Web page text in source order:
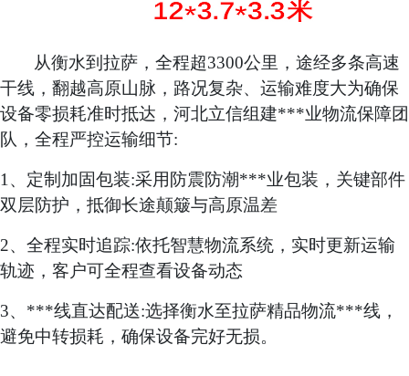
从衡水到拉萨，全程超3300公里，途经多条高速
干线，翻越高原山脉，路况复杂、运输难度大为确保
设备零损耗准时抵达，河北立信组建***业物流保障团
队，全程严控运输细节:
1、 定制加固包装:采用防震防潮***业包装，关键部件
双层防护，抵御长途颠簸与高原温差
2、 全程实时追踪:依托智慧物流系统，实时更新运输
轨迹，客户可全程查看设备动态
3、 ***线直达配送:选择衡水至拉萨精品物流***线，
避免中转损耗，确保设备完好无损。